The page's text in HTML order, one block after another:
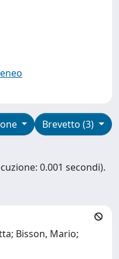
Brevetto (3)
0.001 secondi).
Bisson, Mario;